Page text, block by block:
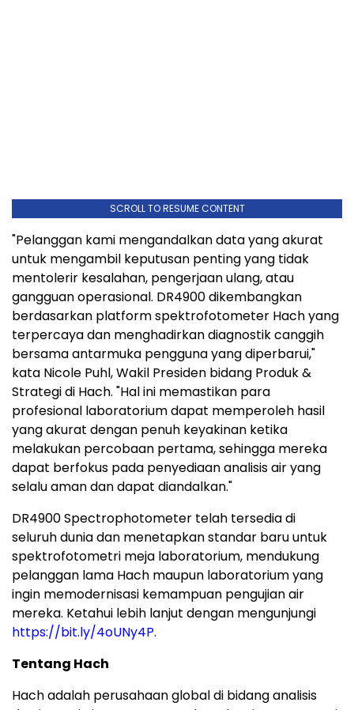
SCROLL TO RESUME CONTENT
"Pelanggan kami mengandalkan data yang akurat
untuk mengambil keputusan penting yang tidak
mentolerir kesalahan, pengerjaan ulang, atau
gangguan operasional. DR4900 dikembangkan
berdasarkan platform spektrofotometer Hach yang
terpercaya dan menghadirkan diagnostik canggih
bersama antarmuka pengguna yang diperbarui,"
kata Nicole Puhl, Wakil Presiden bidang Produk &
Strategi di Hach. "Hal ini memastikan para
profesional laboratorium dapat memperoleh hasil
yang akurat dengan penuh keyakinan ketika
melakukan percobaan pertama, sehingga mereka
dapat berfokus pada penyediaan analisis air yang
selalu aman dan dapat diandalkan."
DR4900 Spectrophotometer telah tersedia di
seluruh dunia dan menetapkan standar baru untuk
spektrofotometri meja laboratorium, mendukung
pelanggan lama Hach maupun laboratorium yang
ingin memodernisasi kemampuan pengujian air
mereka. Ketahui lebih lanjut dengan mengunjungi
https://bit.ly/4oUNy4P.
Tentang Hach
Hach adalah perusahaan global di bidang analisis